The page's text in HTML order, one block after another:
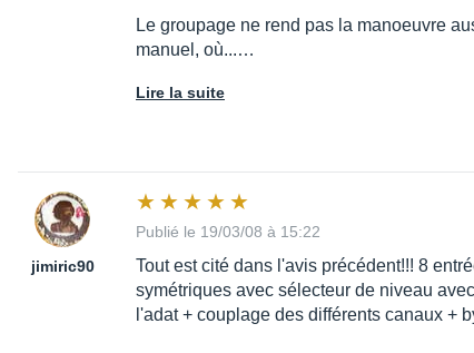
Le groupage ne rend pas la manoeuvre
manuel, où...…
Lire la suite
jimiric90
Publié le 19/03/08 à 15:22
Tout est cité dans l'avis précédent!!! 8
symétriques avec sélecteur de niveau
l'adat + couplage des différents canaux +